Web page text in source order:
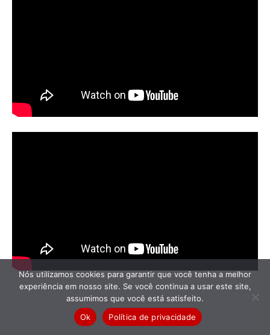
Nós utilizamos cookies para garantir que você tenha a melhor
experiência em nosso site. Se você continua a usar este site,
assumimos que você está satisfeito.
Ok
Política de privacidade